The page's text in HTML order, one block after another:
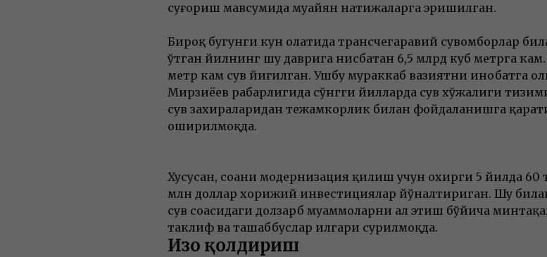
суғориш мавсумида муайян натижаларга эришилган.
Бироқ бугунги кун ҳолатида трансчегаравий сувомборлар
ўтган йилнинг шу даврига нисбатан 6,5 млрд куб метрга
метр кам сув йиғилган. Ушбу мураккаб вазиятни инобатга
Мирзиёев раҳбарлигида сўнгги йилларда сув хўжалиги
сув захираларидан тежамкорлик билан фойдаланишга
оширилмоқда.
Хусусан, соҳани модернизация қилиш учун охирги 5 йилда 60
млн доллар хорижий инвестициялар йўналтириган. Шу
сув соҳасидаги долзарб муаммоларни ҳал этиш бўйича
таклиф ва ташаббуслар илгари сурилмоқда.
Изоҳ қолдириш